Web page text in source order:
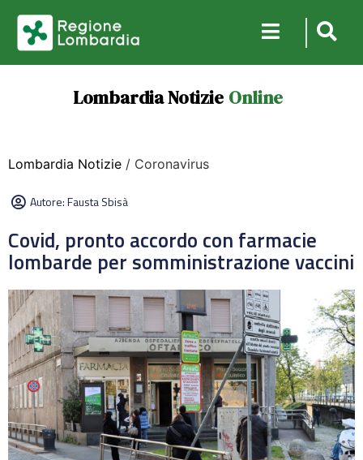
Lombardia Notizie Online
Lombardia Notizie / Coronavirus
Autore:Fausta Sbisà
Covid, pronto accordo con farmacie
lombarde per somministrazione vaccini